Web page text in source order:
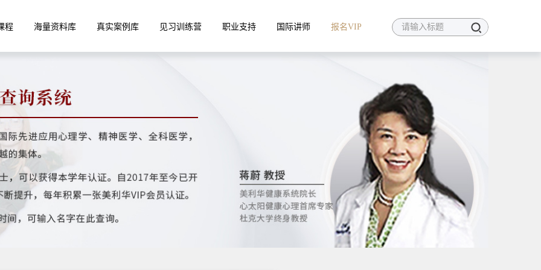
程 海量资料库 真实案例库 见习训练营 职业支持 国际讲师 报名VIP